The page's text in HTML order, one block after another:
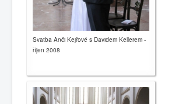
Svatba Anči Kejřové s Davidem Kellerem -
říjen 2008